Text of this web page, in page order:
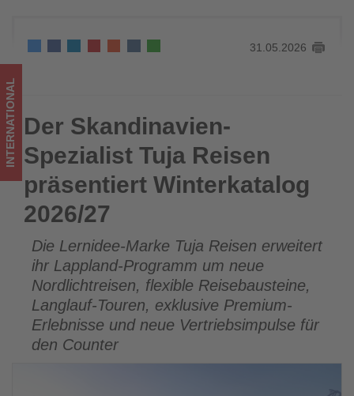
Wissen,
was
im
Tourismus
los
ist!
31.05.2026
Der Skandinavien-Spezialist Tuja Reisen präsentiert
Winterkatalog 2026/27
INTERNATIONAL Der Skandinavien-
Spezialist Tuja Reisen
präsentiert Winterkatalog
2026/27
Die Lernidee-Marke Tuja Reisen erweitert
ihr Lappland-Programm um neue
Nordlichtreisen, flexible Reisebausteine,
Langlauf-Touren, exklusive Premium-
Erlebnisse und neue Vertriebsimpulse für
den Counter